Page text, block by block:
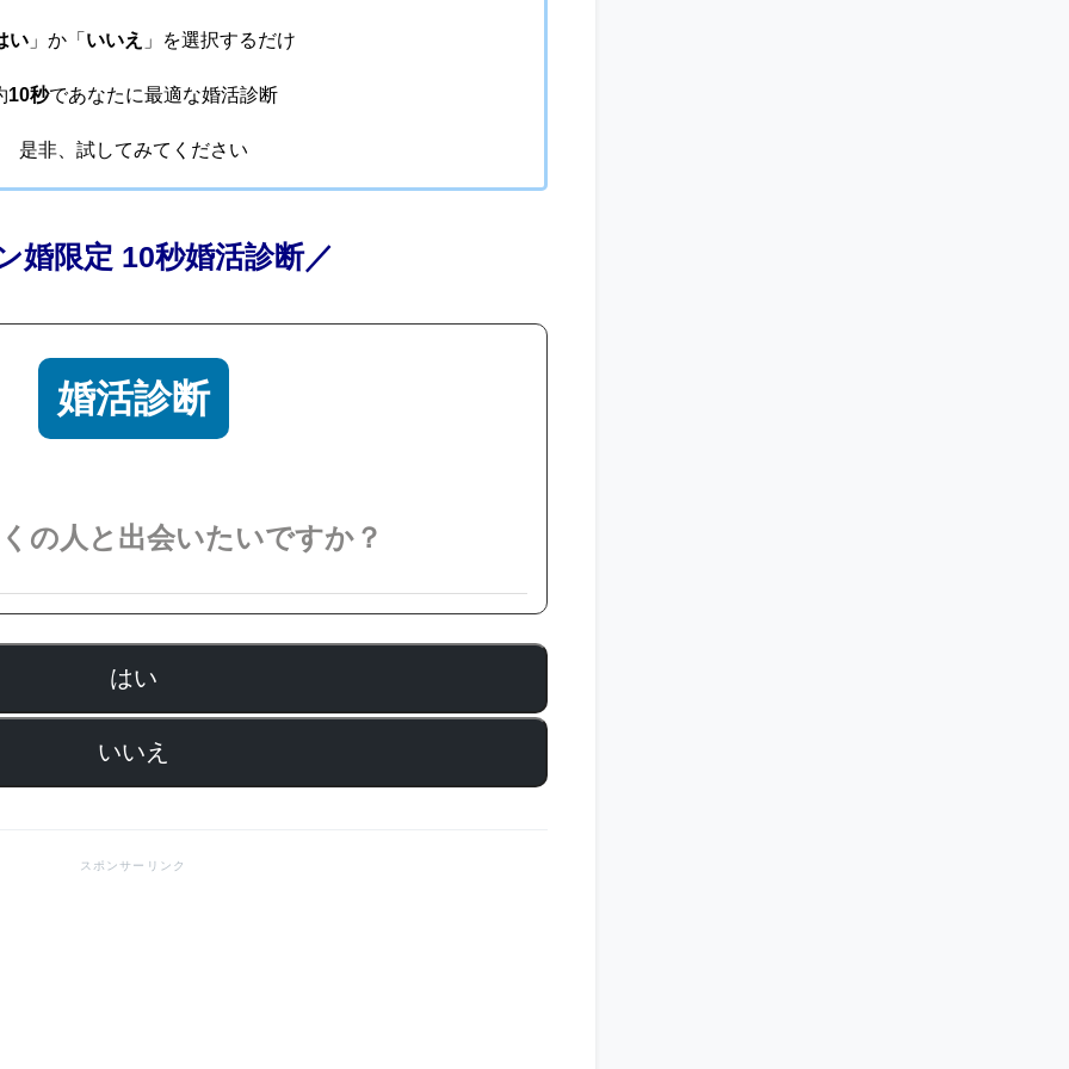
い」か「 いいえ 」を選択するだけ
10秒であなたに最適な婚活診断
是非、試してみてください
婚限定 10秒婚活診断／
婚活診断
の人と出会いたいですか？
はい
いいえ